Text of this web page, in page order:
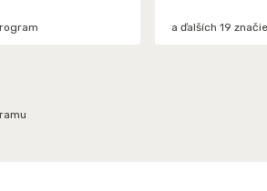
a ďalších 19